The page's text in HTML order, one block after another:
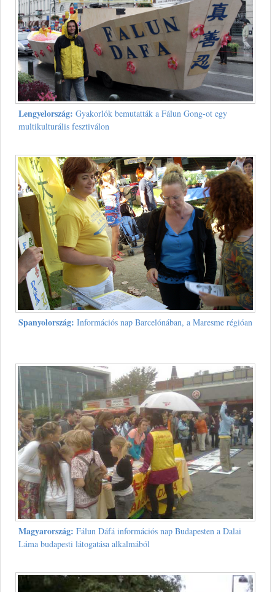
Lengyelország: Gyakorlók bemutatták a Fálun Gong-ot egy
multikulturális fesztiválon
Spanyolország: Információs nap Barcelónában, a Maresme régióan
Magyarország: Fálun Dáfá információs nap Budapesten a Dalai
Láma budapesti látogatása alkalmából